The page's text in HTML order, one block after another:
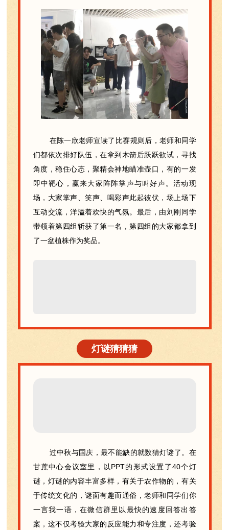
在陈一欣老师宣读了比赛规则后，老师和同学
们都依次排好队伍，在拿到木箭后跃跃欲试，寻找
角度，稳住心态，聚精会神地瞄准壶口，有的一发
即中靶心，赢来大家阵阵掌声与叫好声。活动现
场，大家掌声、笑声、喝彩声此起彼伏，场上场下
互动交流，洋溢着欢快的气氛。最后，由刘刚同学
带领着第四组斩获了第一名，第四组的大家都拿到
了一盆植株作为奖品。
灯谜猜猜猜
过中秋与国庆，最不能缺的就数猜灯谜了。在
甘蔗中心会议室里，以PPT的形式设置了40个灯
谜，灯谜的内容丰富多样，有关于农作物的，有关
于传统文化的，谜面有趣而通俗，老师和同学们你
一言我一语，在微信群里以最快的速度回答出答
案，这不仅考验大家的反应能力和专注度，还考验